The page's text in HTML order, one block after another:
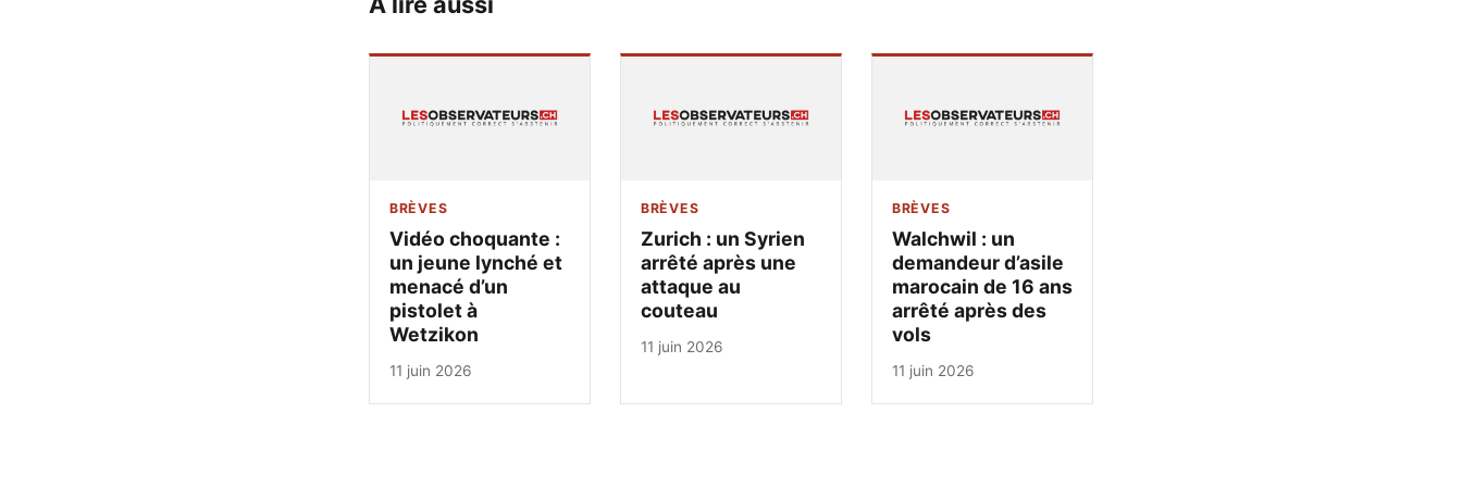
BRÈVES
Vidéo choquante :
un jeune lynché et
menacé d’un
pistolet à
Wetzikon
11 juin 2026
BRÈVES
Zurich : un Syrien
arrêté après une
attaque au
couteau
11 juin 2026
BRÈVES
Walchwil : un
demandeur d’asile
marocain de 16 ans
arrêté après des
vols
11 juin 2026